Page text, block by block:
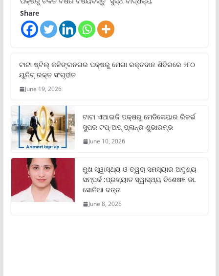
Share
ଟାଟା ଷ୍ଟିଲ୍‌ କଳିଙ୍ଗନଗର ପକ୍ଷରୁ ମେଗା ରକ୍ତଦାନ ଶିବିରରେ ୨୮୦
ୟୁନିଟ୍‌ ରକ୍ତ ସଂଗୃହୀତ
June 19, 2026
ଟାଟା ଏଆଇଜି ପକ୍ଷରୁ ମେଡିକେୟାର ରିଜର୍ଭ
ସୁପର ଟପ୍‌-ଅପ୍ ପ୍ଲାନ୍‌ର ଶୁଭାରମ୍ଭ
June 10, 2026
ମୁଖ ସ୍ୱାସ୍ଥ୍ୟ ଓ ତ୍ୱଚା ସମସ୍ୟାର ଅଦୃଶ୍ୟ
ସମ୍ପର୍କ :ପ୍ରଖ୍ୟାତ ସ୍ୱାସ୍ଥ୍ୟ ବିଶେଷଜ୍ଞ ଡା.
ସୋନିଆ ଦତ୍ତ
June 8, 2026